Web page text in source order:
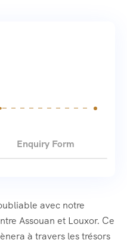
avec notre
Assouan et Louxor. Ce
à travers les trésors
Enquiry Form